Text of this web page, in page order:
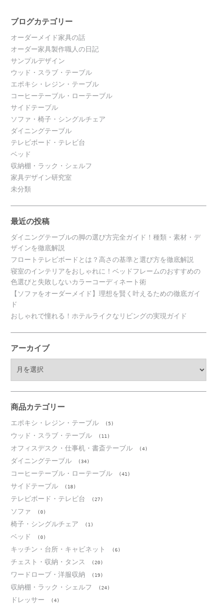
ブログカテゴリー
オーダーメイド家具の話
オーダー家具製作職人の日記
サンプルデザイン
ウッド・スラブ・テーブル
エポキシ・レジン・テーブル
コーヒーテーブル・ローテーブル
サイドテーブル
ソファ・椅子・シングルチェア
ダイニングテーブル
テレビボード・テレビ台
ベッド
収納棚・ラック・シェルフ
家具デザイン研究室
未分類
最近の投稿
ダイニングテーブルの脚の選び方完全ガイド！種類・素材・デ
ザインを徹底解説
フロートテレビボードとは？高さの基準と選び方を徹底解説
寝室のインテリアをおしゃれに！ベッドフレームのおすすめの
色選びと失敗しないカラーコーディネート術
【ソファをオーダーメイド】理想を賢く叶えるための徹底ガイ
ド
おしゃれで憧れる！ホテルライクなリビングの実現ガイド
アーカイブ
ブ
商品カテゴリー
エポキシ・レジン・テーブル (5)
ウッド・スラブ・テーブル (11)
オフィスデスク・仕事机・書斎テーブル (4)
ダイニングテーブル (34)
コーヒーテーブル・ローテーブル (41)
サイドテーブル (18)
テレビボード・テレビ台 (27)
ソファ (0)
椅子・シングルチェア (1)
ベッド (0)
キッチン・台所・キャビネット (6)
チェスト・収納・タンス (20)
ワードローブ・洋服収納 (19)
収納棚・ラック・シェルフ (24)
ドレッサー (4)